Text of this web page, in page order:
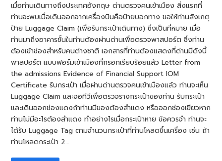
เมื่อท่านเดินทางถึงประเทศอังกฤษ ด่านตรวจคนเข้าเมือง สิ่งแรกที่
ท่านจะพบเมื่อเดินออกจากเครื่องบินคือป้ายบอกทาง ขอให้ท่านสังเกตุ
ป้าย Luggage Claim (เพื่อรับกระเป๋าเดินทาง) ซึ่งเป็นที่หมาย เมื่อ
ท่านมาถึงอาคารชั้นในท่านต้องผ่านด่านเพื่อตรวจพาสปอร์ต ซึ่งท่าน
ต้องเข้าช่องสำหรับคนต่างชาติ เอกสารที่ท่านต้องแสดงที่ด่านมีดังนี้
พาสปอร์ต แบบฟอร์มเข้าเมืองที่กรอกเรียบร้อยแล้ว Letter from
the admissions Evidence of Financial Support IOM
Certificate รับกระเป๋า เมื่อผ่านด่านตรวจคนเข้าเมืองแล้ว ท่านจะเห็น
Luggage Claim และจอทีวีเพื่อตรวจรางกระเป๋าของท่าน รับกระเป๋า
และเดินออกช่องแดงถ้าท่านมีของต้องสำแดง หรือออกช่องเขียวหาก
ท่านไม่มีอะไรต้องสำแดง ทำอย่างไรเมื่อกระเป๋าหาย ข้อควรจำ ท่านจะ
ได้รับ Luggage Tag ตามจำนวนกระเป๋าที่ท่านโหลดขึ้นเครื่อง เช่น ถ้า
ท่านโหลดกระเป๋า 2…